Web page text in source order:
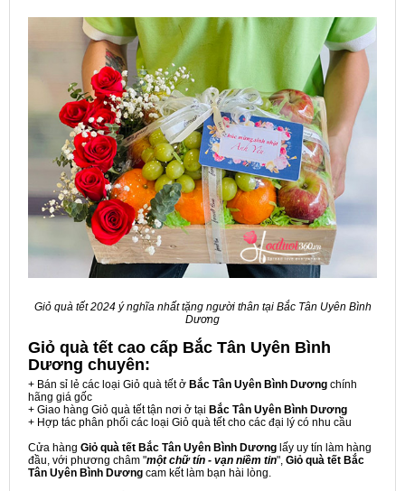
Giỏ quà tết 2024 ý nghĩa nhất tặng người thân tại Bắc Tân Uyên Bình
Dương
Giỏ quà tết cao cấp Bắc Tân Uyên Bình
Dương chuyên:
+ Bán sỉ lẻ các loại Giỏ quà tết ở Bắc Tân Uyên Bình Dương chính
hãng giá gốc
+ Giao hàng Giỏ quà tết tận nơi ở tại Bắc Tân Uyên Bình Dương
+ Hợp tác phân phối các loại Giỏ quà tết cho các đại lý có nhu cầu
Cửa hàng Giỏ quà tết Bắc Tân Uyên Bình Dương lấy uy tín làm hàng
đầu, với phương châm "một chữ tín - vạn niềm tin", Giỏ quà tết Bắc
Tân Uyên Bình Dương cam kết làm bạn hài lòng.